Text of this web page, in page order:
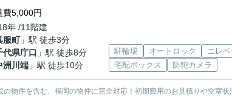
費5,000円
年 /11階建
服町」駅 徒歩3分
代県庁口 」駅 徒歩8分
洲川端 」駅 徒歩10分
駐輪場 オートロック
エレ
宅配ボックス
防犯カメラ
物件を含む、福岡の物件に完全対応！初期費用のお見積りや空室状